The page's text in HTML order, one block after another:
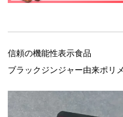
信頼の機能性表示食品
ブラックジンジャー由来ポリ